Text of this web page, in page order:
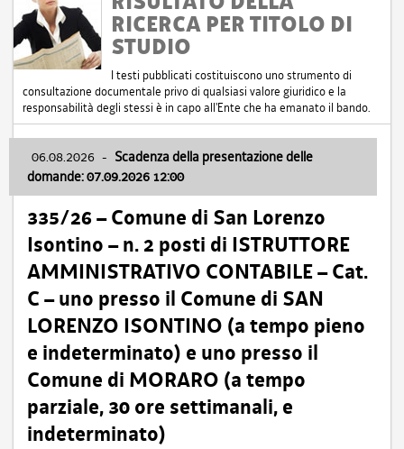
RICERCA PER TITOLO DI
STUDIO
I testi pubblicati costituiscono uno strumento di
consultazione documentale privo di qualsiasi valore giuridico e la
responsabilità degli stessi è in capo all'Ente che ha emanato il bando.
06.08.2026 - Scadenza della presentazione delle
domande: 07.09.2026 12:00
335/26 – Comune di San Lorenzo
Isontino – n. 2 posti di ISTRUTTORE
AMMINISTRATIVO CONTABILE – Cat.
C – uno presso il Comune di SAN
LORENZO ISONTINO (a tempo pieno
e indeterminato) e uno presso il
Comune di MORARO (a tempo
parziale, 30 ore settimanali, e
indeterminato)